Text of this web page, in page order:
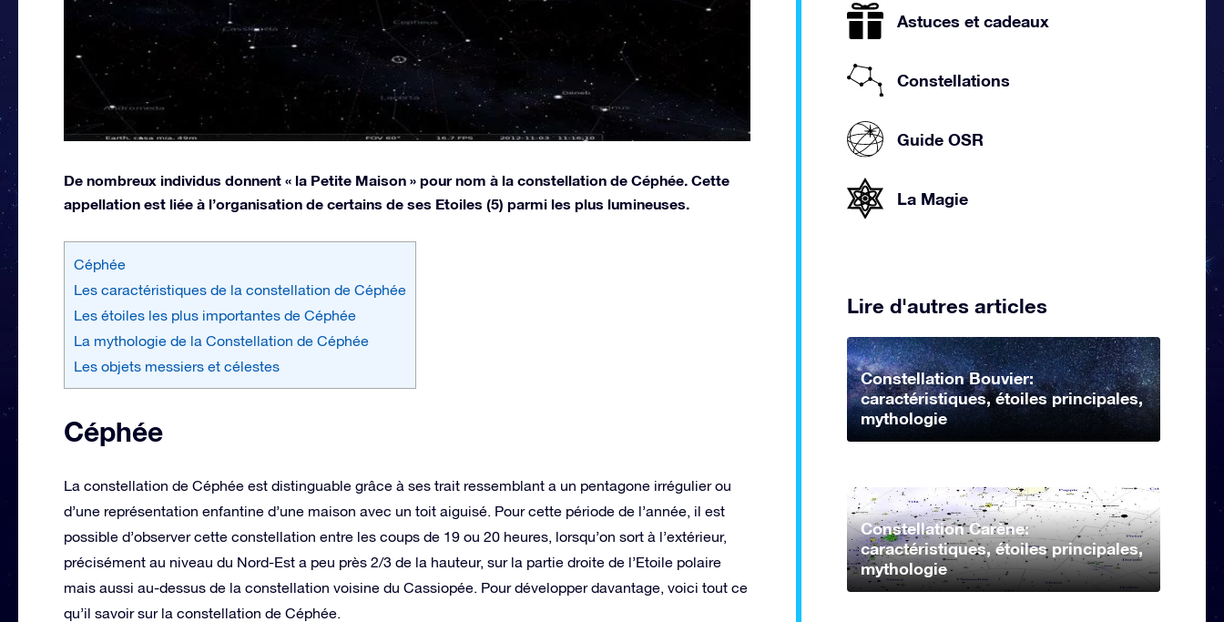
De nombreux individus donnent « la Petite Maison » pour nom à la constellation de Céphée. Cette
appellation est liée à l’organisation de certains de ses Etoiles (5) parmi les plus lumineuses.
Céphée
Les caractéristiques de la constellation de Céphée
Les étoiles les plus importantes de Céphée
La mythologie de la Constellation de Céphée
Les objets messiers et célestes
Céphée
La constellation de Céphée est distinguable grâce à ses trait ressemblant a un pentagone irrégulier ou
d’une représentation enfantine d’une maison avec un toit aiguisé. Pour cette période de l’année, il est
possible d’observer cette constellation entre les coups de 19 ou 20 heures, lorsqu’on sort à l’extérieur,
précisément au niveau du Nord-Est a peu près 2/3 de la hauteur, sur la partie droite de l’Etoile polaire
mais aussi au-dessus de la constellation voisine du Cassiopée. Pour développer davantage, voici tout ce
qu’il savoir sur la constellation de Céphée.
Astuces et cadeaux
Constellations
Guide OSR
La Magie
Lire d'autres articles
Constellation Bouvier:
caractéristiques, étoiles principales,
mythologie
Constellation Carène:
caractéristiques, étoiles principales,
mythologie